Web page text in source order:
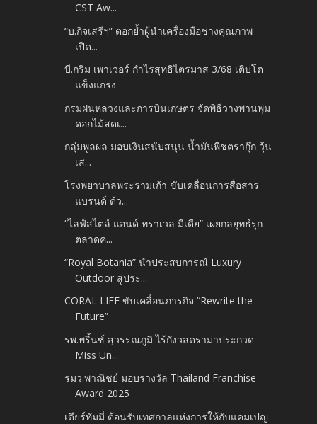
CST Aw...
“บ.กิจเสรีฯ” ตอกย้ำผู้นำเครื่องมือช่างคุณภาพ​
เปิด...
บี.กริม เพาเวอร์ กำไรสุทธิไตรมาส 3/68 เติบโต
แข็งแกร่ง
กรมฝนหลวงและการบินเกษตร จัดพิธีวางพานพุ่ม
ดอกไม้สดเ...
กลุ่มพูลผล มอบเงินสนับสนุน น้ำมันพืชตรากุ๊ก วุ้น
เส...
โรงพยาบาลพระรามเก้า ขับเคลื่อนการสื่อสาร
แบรนด์ ด้ว...
“ไลฟ์สไตล์ แอนด์ ทราเวล มีเดีย” เผยกลยุทธ์รุก
ตลาดค...
“Royal Botania” นำประสบการณ์ Luxury
Outdoor สู่ประ...
CORAL LIFE ขับเคลื่อนภารกิจ “Rewrite the
Future”
รพ.พริ้นซ์ สุวรรณภูมิ ไร้กังวลดราม่าประกวด
Miss Un...
รมว.พาณิชย์ มอบรางวัล Thailand Franchise
Award 2025
เดียร์ทัมมี่ ต้อนรับเทศกาลแห่งการให้กับแคมเปญ